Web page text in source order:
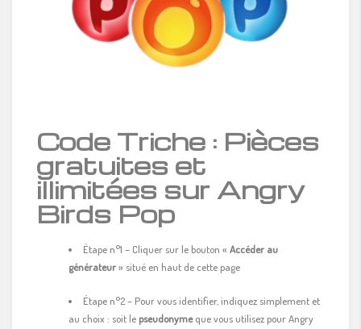
Code Triche : Pièces
gratuites et
illimitées sur Angry
Birds Pop
Étape n°1 – Cliquer sur le bouton « Accéder au
générateur» situé en haut de cette page
Étape n°2 – Pour vous identifier, indiquez simplement et
au choix : soit le pseudonymeque vous utilisez pour Angry